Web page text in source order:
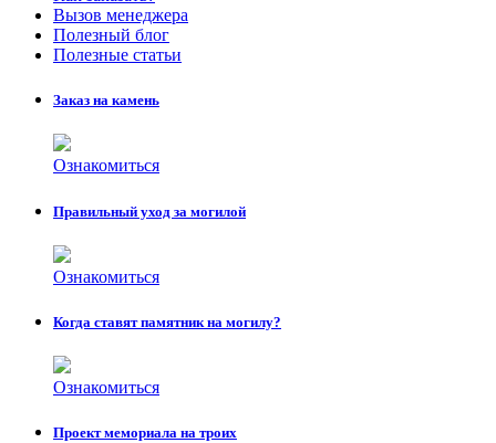
Вызов менеджера
Полезный блог
Полезные статьи
Заказ на камень
Ознакомиться
Правильный уход за могилой
Ознакомиться
Когда ставят памятник на могилу?
Ознакомиться
Проект мемориала на троих